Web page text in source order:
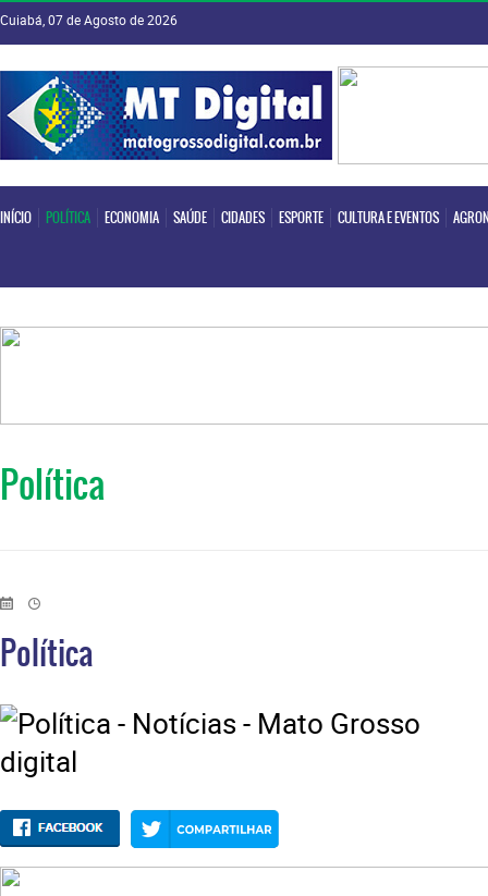
Cuiabá, 07 de Agosto de 2026
INÍCIO POLÍTICA ECONOMIA SAÚDE CIDADES ESPORTE CULTURA E EVENTOS
INÍCIO POLÍTICA ECONOMIA SAÚDE
Política
Política